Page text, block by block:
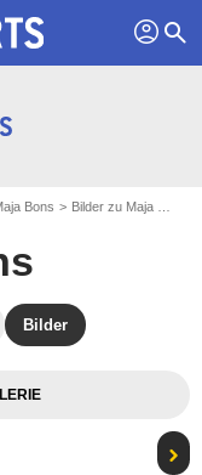
profil search
Bons Bilder zu Maja Bons
Bilder